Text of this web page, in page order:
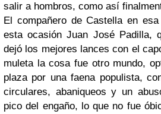
salir a hombros, como así
El compañero de Castella en
esta ocasión Juan José Padilla,
dejó los mejores lances con el
muleta la cosa fue otro mundo,
plaza por una faena populista,
circulares, abaniqueos y un
pico del engaño, lo que no fue